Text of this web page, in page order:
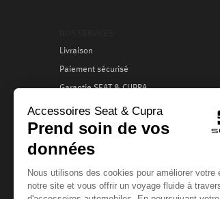
Livraison
Paiement sécurisé
Garantie SEAT & CUPRA
Échange / Retour
Services clients
VOTRE COMPTE
Création